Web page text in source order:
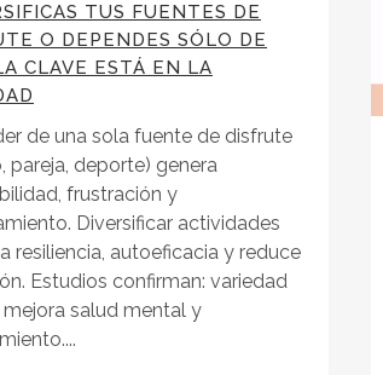
TUS FUENTES DE
O DEPENDES SÓLO DE
CLAVE ESTÁ EN LA
de una sola fuente de disfrute
pareja, deporte) genera
frustración y
Diversificar actividades
resiliencia, autoeficacia y reduce
Estudios confirman: variedad
mejora salud mental y